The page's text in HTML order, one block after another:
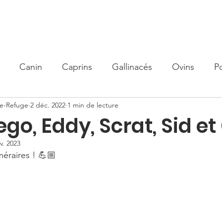
Canin Caprins Gallinacés Ovins
Eddy, Scrat, Sid
Refuge 2 déc. 2022 1 min de lecture
2023
! 💪🏼